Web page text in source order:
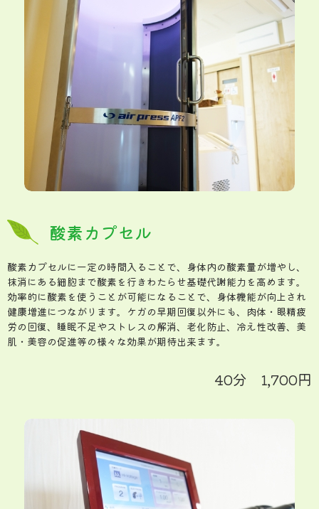
酸素カプセル
酸素カプセルに一定の時間入ることで、身体内の酸素量が増やし、
抹消にある細胞まで酸素を行きわたらせ基礎代謝能力を高めます。
効率的に酸素を使うことが可能になることで、身体機能が向上され
健康増進につながります。ケガの早期回復以外にも、肉体・眼精疲
労の回復、睡眠不足やストレスの解消、老化防止、冷え性改善、美
肌・美容の促進等の様々な効果が期待出来ます。
40分 1,700円